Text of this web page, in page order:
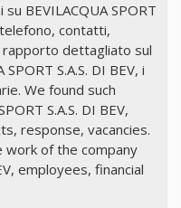
BEVILACQUA SPORT
telefono, contatti,
dettagliato sul
S.A.S. DI BEV, i
We found such
S.A.S. DI BEV,
response, vacancies.
of the company
employees, financial